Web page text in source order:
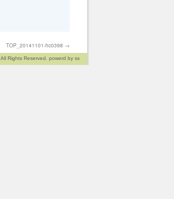
TOP_20141101-hc0398 →
All Rights Reserved. powerd by ss